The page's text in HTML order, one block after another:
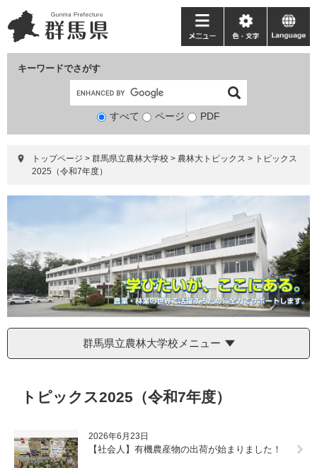
ー
ジ
ニ
ュ
て
キーワードでさがす
検
象
すべて ページ PDF
メ
ニ
ー
色・
文
language
トップページ > 群馬県立農林大学校 > 農林大トピックス > トピックス
2025（令和7年度）
群馬県立農林大学校メニュー
トピックス2025（令和7年度）
2026年6月23日
【社会人】有機農産物の出荷が始まりました！